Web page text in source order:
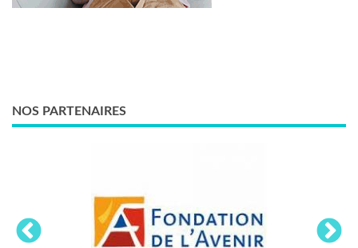
NOS PARTENAIRES